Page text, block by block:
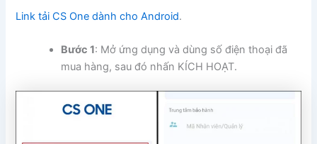
Link tải CS One dành cho Android.
Bước 1: Mở ứng dụng và dùng số điện thoại đã
mua hàng, sau đó nhấn KÍCH HOẠT.